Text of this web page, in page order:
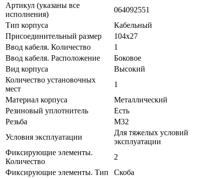
Артикул (указаны все
исполнения)
064092551
Тип корпуса
Кабельный
Присоединительный размер
104х27
Ввод кабеля. Количество
1
Ввод кабеля. Расположение
Боковое
Вид корпуса
Высокий
Количество установочных
мест
1
Материал корпуса
Металлический
Резиновый уплотнитель
Есть
Резьба
М32
Условия эксплуатации
Для тяжелых условий
эксплуатации
Фиксирующие элементы.
Количество
2
Фиксирующие элементы. Тип
Скоба